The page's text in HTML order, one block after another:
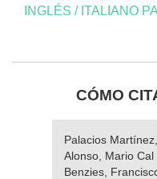
INGLÉS / ITALIANO
CÓMO
Palacios
Alonso, Mario
Benzies,